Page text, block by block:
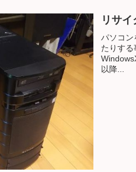
リサ
パソコン
たりす
以降...